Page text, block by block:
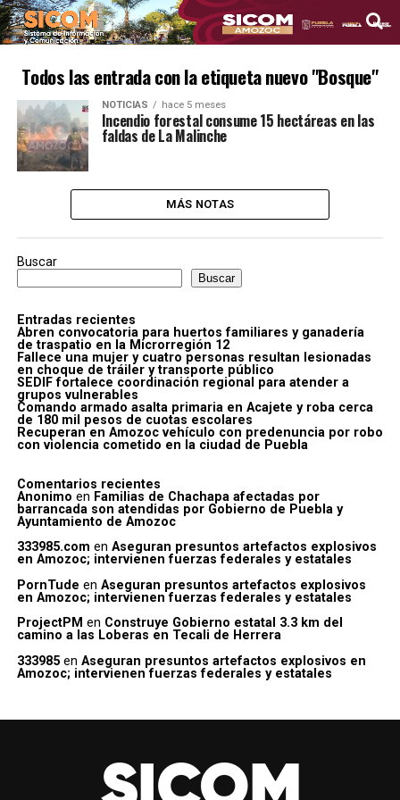
Todos las entrada con la etiqueta nuevo "Bosque"
NOTICIAS hace 5 meses
Incendio forestal consume 15 hectáreas en las
faldas de La Malinche
MÁS NOTAS
Buscar
Buscar
Entradas recientes
Abren convocatoria para huertos familiares y ganadería
de traspatio en la Microrregión 12
Fallece una mujer y cuatro personas resultan lesionadas
en choque de tráiler y transporte público
SEDIF fortalece coordinación regional para atender a
grupos vulnerables
Comando armado asalta primaria en Acajete y roba cerca
de 180 mil pesos de cuotas escolares
Recuperan en Amozoc vehículo con predenuncia por robo
con violencia cometido en la ciudad de Puebla
Comentarios recientes
Anonimo en Familias de Chachapa afectadas por
barrancada son atendidas por Gobierno de Puebla y
Ayuntamiento de Amozoc
333985.com en Aseguran presuntos artefactos explosivos
en Amozoc; intervienen fuerzas federales y estatales
PornTude en Aseguran presuntos artefactos explosivos
en Amozoc; intervienen fuerzas federales y estatales
ProjectPM en Construye Gobierno estatal 3.3 km del
camino a las Loberas en Tecali de Herrera
333985en Aseguran presuntos artefactos explosivos en
Amozoc; intervienen fuerzas federales y estatales